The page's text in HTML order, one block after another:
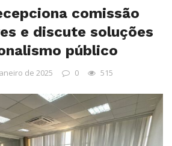
comissão
e discute soluções
público
de 2025 0 515